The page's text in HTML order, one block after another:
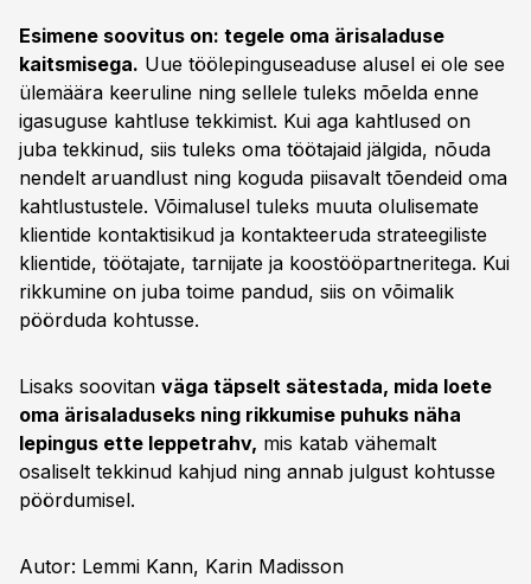
Esimene soovitus on: tegele oma ärisaladuse
kaitsmisega. Uue töölepinguseaduse alusel ei ole see
ülemäära keeruline ning sellele tuleks mõelda enne
igasuguse kahtluse tekkimist. Kui aga kahtlused on
juba tekkinud, siis tuleks oma töötajaid jälgida, nõuda
nendelt aruandlust ning koguda piisavalt tõendeid oma
kahtlustustele. Võimalusel tuleks muuta olulisemate
klientide kontaktisikud ja kontakteeruda strateegiliste
klientide, töötajate, tarnijate ja koostööpartneritega. Kui
rikkumine on juba toime pandud, siis on võimalik
pöörduda kohtusse.
Lisaks soovitan väga täpselt sätestada, mida loete
oma ärisaladuseks ning rikkumise puhuks näha
lepingus ette leppetrahv, mis katab vähemalt
osaliselt tekkinud kahjud ning annab julgust kohtusse
pöördumisel.
Autor: Lemmi Kann, Karin Madisson